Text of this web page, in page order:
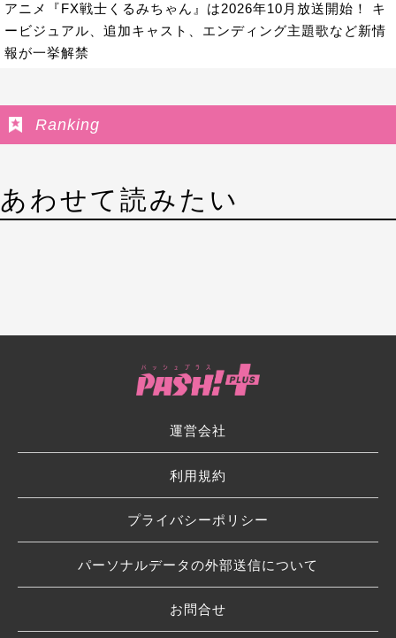
アニメ『FX戦士くるみちゃん』は2026年10月放送開始！ キ
ービジュアル、追加キャスト、エンディング主題歌など新情
報が一挙解禁
Ranking
あわせて読みたい
運営会社
利用規約
プライバシーポリシー
パーソナルデータの外部送信について
お問合せ